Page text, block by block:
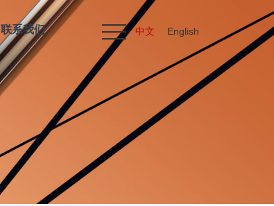
中文 English
联系我们